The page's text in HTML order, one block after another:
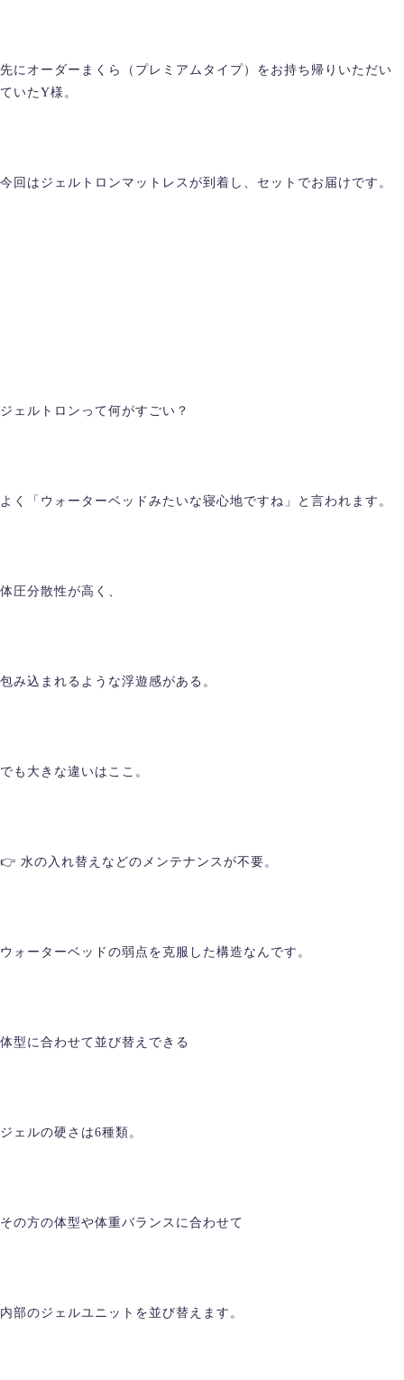
先にオーダーまくら（プレミアムタイプ）をお持ち帰りいただい
ていたY様。
今回はジェルトロンマットレスが到着し、セットでお届けです。
ジェルトロンって何がすごい？
よく「ウォーターベッドみたいな寝心地ですね」と言われます。
体圧分散性が高く、
包み込まれるような浮遊感がある。
でも大きな違いはここ。
👉 水の入れ替えなどのメンテナンスが不要。
ウォーターベッドの弱点を克服した構造なんです。
体型に合わせて並び替えできる
ジェルの硬さは6種類。
その方の体型や体重バランスに合わせて
内部のジェルユニットを並び替えます。